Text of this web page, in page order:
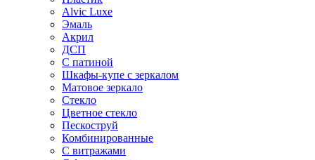
Alvic Luxe
Эмаль
Акрил
ДСП
С патиной
Шкафы-купе с зеркалом
Матовое зеркало
Стекло
Цветное стекло
Пескоструй
Комбинированные
С витражами